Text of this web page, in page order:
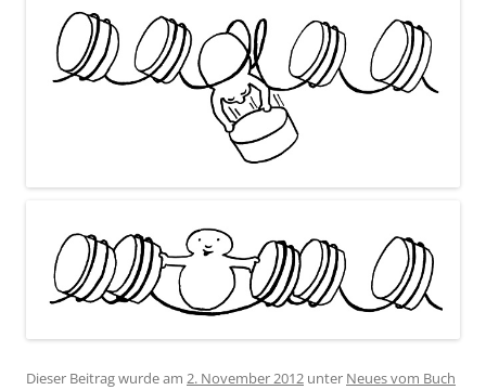
Dieser Beitrag wurde am 2. November 2012 unter Neues vom Buch